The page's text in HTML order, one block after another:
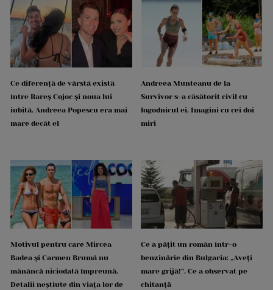
Ce diferență de vârstă există
între Rareș Cojoc și noua lui
iubită. Andreea Popescu era mai
mare decât el
Andreea Munteanu de la
Survivor s-a căsătorit civil cu
logodnicul ei. Imagini cu cei doi
miri
Motivul pentru care Mircea
Badea și Carmen Brumă nu
mănâncă niciodată împreună.
Detalii neștiute din viața lor de
Ce a pățit un român într-o
benzinărie din Bulgaria: „Aveți
mare grijă!”. Ce a observat pe
chitanță